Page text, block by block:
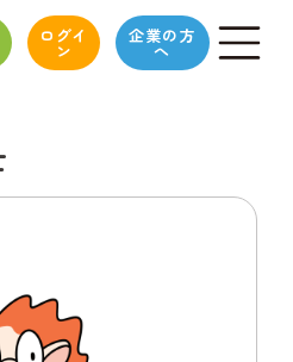
ログイ
ン
企業の方
へ